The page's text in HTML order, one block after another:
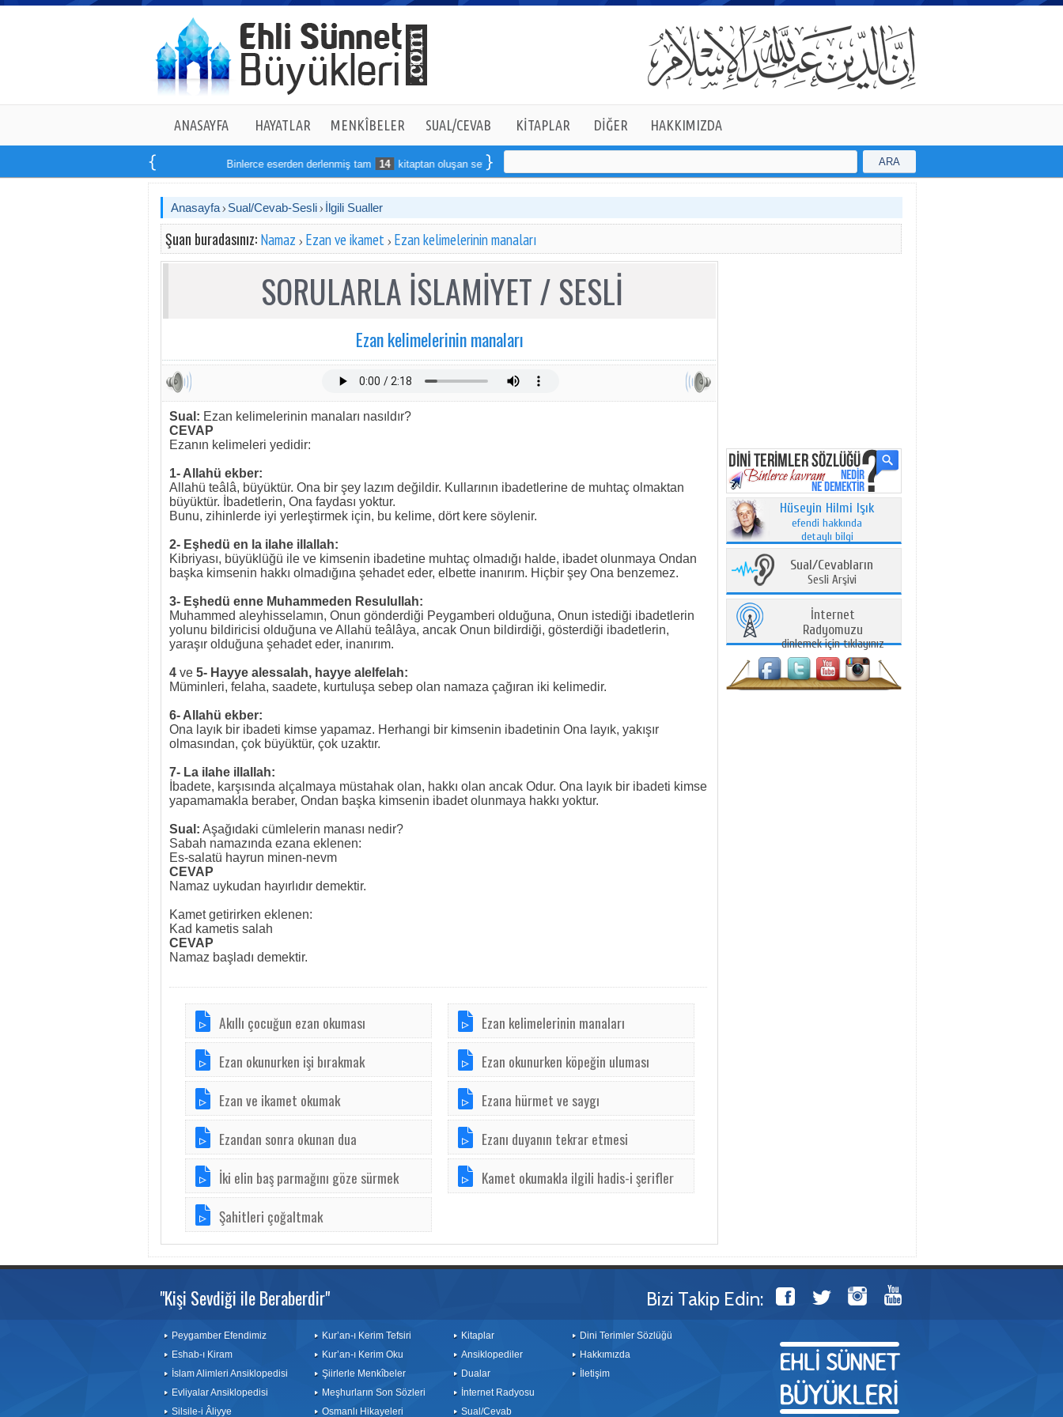
ANASAYFA HAYATLAR MENKÎBELER SUAL/CEVAB KİTAPLAR DİĞER HAKKIMIZDA
Binlerce eserden derlenmiş tam 14 kitaptan oluşan seti online sipariş verebilirsiniz ARA
Anasayfa Sual/Cevab-Sesli İlgili Sualler
Şuan buradasınız: Namaz Ezan ve ikamet Ezan kelimelerinin manaları
SORULARLA İSLAMİYET / SESLİ
Ezan kelimelerinin manaları
Sual: Ezan kelimelerinin manaları nasıldır?
CEVAP
Ezanın kelimeleri yedidir:
1- Allahü ekber:
Allahü teâlâ, büyüktür. Ona bir şey lazım değildir. Kullarının ibadetlerine de muhtaç olmaktan
büyüktür. İbadetlerin, Ona faydası yoktur.
Bunu, zihinlerde iyi yerleştirmek için, bu kelime, dört kere söylenir.
2- Eşhedü en la ilahe illallah:
Kibriyası, büyüklüğü ile ve kimsenin ibadetine muhtaç olmadığı halde, ibadet olunmaya Ondan
başka kimsenin hakkı olmadığına şehadet eder, elbette inanırım. Hiçbir şey Ona benzemez.
3- Eşhedü enne Muhammeden Resulullah:
Muhammed aleyhisselamın, Onun gönderdiği Peygamberi olduğuna, Onun istediği ibadetlerin
yolunu bildiricisi olduğuna ve Allahü teâlâya, ancak Onun bildirdiği, gösterdiği ibadetlerin,
yaraşır olduğuna şehadet eder, inanırım.
4 ve 5- Hayye alessalah, hayye alelfelah:
Müminleri, felaha, saadete, kurtuluşa sebep olan namaza çağıran iki kelimedir.
6- Allahü ekber:
Ona layık bir ibadeti kimse yapamaz. Herhangi bir kimsenin ibadetinin Ona layık, yakışır
olmasından, çok büyüktür, çok uzaktır.
7- La ilahe illallah:
İbadete, karşısında alçalmaya müstahak olan, hakkı olan ancak Odur. Ona layık bir ibadeti kimse
yapamamakla beraber, Ondan başka kimsenin ibadet olunmaya hakkı yoktur.
Sual: Aşağıdaki cümlelerin manası nedir?
Sabah namazında ezana eklenen:
Es-salatü hayrun minen-nevm
CEVAP
Namaz uykudan hayırlıdır demektir.
Kamet getirirken eklenen:
Kad kametis salah
CEVAP
Namaz başladı demektir.
Akıllı çocuğun ezan okuması
Ezan kelimelerinin manaları
Ezan okunurken işi bırakmak
Ezan okunurken köpeğin uluması
Ezan ve ikamet okumak
Ezana hürmet ve saygı
Ezandan sonra okunan dua
Ezanı duyanın tekrar etmesi
İki elin baş parmağını göze sürmek
Kamet okumakla ilgili hadis-i şerifler
Şahitleri çoğaltmak
Hüseyin Hilmi Işık
efendi hakkında
detaylı bilgi
Sual/Cevabların
Sesli Arşivi
İnternet
Radyomuzu
dinlemek için tıklayınız
"Kişi Sevdiği ile Beraberdir" Bizi Takip Edin:
Peygamber Efendimiz
Eshab-ı Kiram
İslam Alimleri Ansiklopedisi
Evliyalar Ansiklopedisi
Silsile-i Âliyye
Kur’an-ı Kerim Tefsiri
Kur’an-ı Kerim Oku
Şiirlerle Menkîbeler
Meşhurların Son Sözleri
Osmanlı Hikayeleri
Kitaplar
Ansiklopediler
Dualar
İnternet Radyosu
Sual/Cevab
Dini Terimler Sözlüğü
Hakkımızda
İletişim